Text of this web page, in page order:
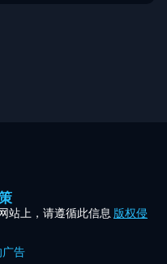
站上，请遵循此信息版权侵
广告